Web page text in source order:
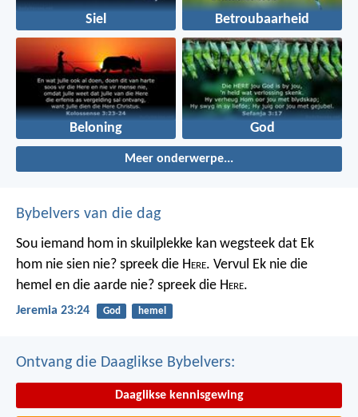
Siel Betroubaarheid
Beloning God
Meer onderwerpe...
Bybelvers van die dag
Sou iemand hom in skuilplekke kan wegsteek dat Ek
hom nie sien nie? spreek die Here. Vervul Ek nie die
hemel en die aarde nie? spreek die Here.
Jeremia 23:24 God hemel
Ontvang die Daaglikse Bybelvers:
Daaglikse kennisgewing